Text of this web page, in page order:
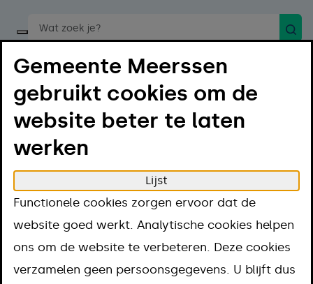
Start een spraakopdracht
Menu
Home Projecten en thema's
Projecten en
thema's
Gemeente Meerssen
gebruikt cookies om de
website beter te laten
werken
Lijst
Functionele cookies zorgen ervoor dat de
website goed werkt. Analytische cookies helpen
ons om de website te verbeteren. Deze cookies
verzamelen geen persoonsgegevens. U blijft dus